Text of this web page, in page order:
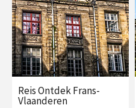
Op locatie
Reis Ontdek Frans-
Vlaanderen